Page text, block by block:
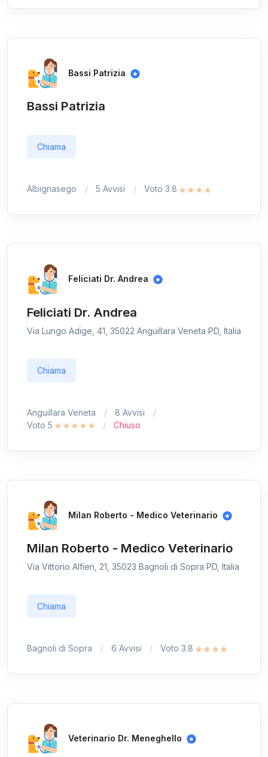
Bassi Patrizia
Bassi Patrizia
Chiama
Albignasego 5 Avvisi Voto 3.8
Feliciati Dr. Andrea
Feliciati Dr. Andrea
Via Lungo Adige, 41, 35022 Anguillara Veneta PD, Italia
Chiama
Anguillara Veneta
8 Avvisi
Voto 5
Chiuso
Milan Roberto - Medico Veterinario
Milan Roberto - Medico Veterinario
Via Vittorio Alfieri, 21, 35023 Bagnoli di Sopra PD, Italia
Chiama
Bagnoli di Sopra 6 Avvisi Voto 3.8
Veterinario Dr. Meneghello